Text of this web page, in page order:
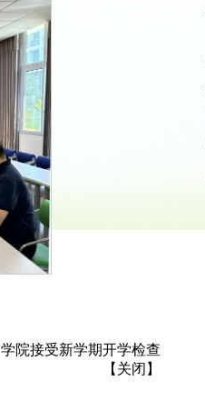
学院接受新学期开学检查
【 关闭 】